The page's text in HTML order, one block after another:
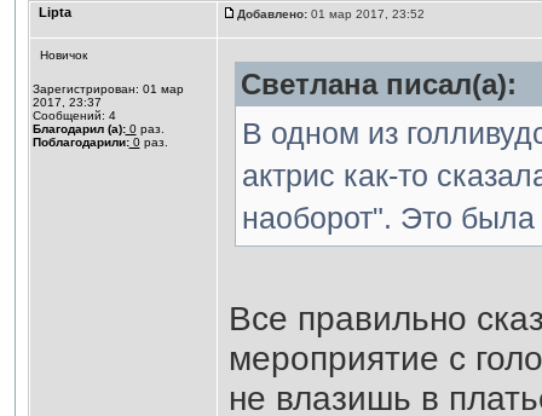
Lipta Добавлено:01 мар 2017, 23:52
Новичок
Зарегистрирован: 01 мар
2017, 23:37
Сообщений: 4
Благодарил (а):0раз.
Поблагодарили:0раз.
Светлана писал(а):
В одном из
актрис как-то
наоборот". Это
Все правильно
мероприятие с
не влазишь в